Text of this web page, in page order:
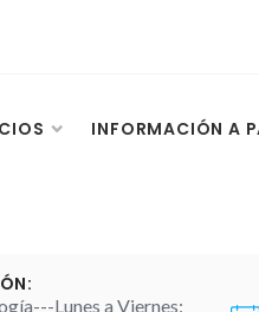
INFORMACIÓN A
Lunes a Viernes: